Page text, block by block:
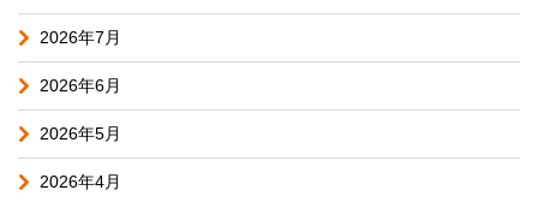
2026年7月
2026年6月
2026年5月
2026年4月